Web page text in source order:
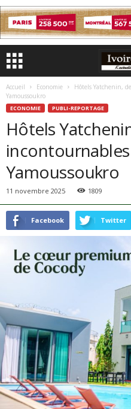
Accueil Economie
Hôtels Yatchenin,
Yamoussoukro
ECONOMIE PUBLI-REPORTAGE
Hôtels
Yamoussoukro
11 novembre 2025 1809
Facebook Twitter